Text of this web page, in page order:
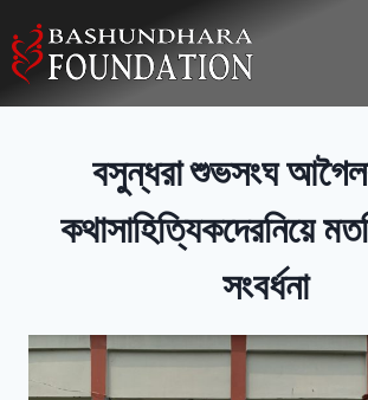
বসুন্ধরা শুভসংঘ
কথাসাহিত্যিকদেরনিয়ে
সংবর্ধনা